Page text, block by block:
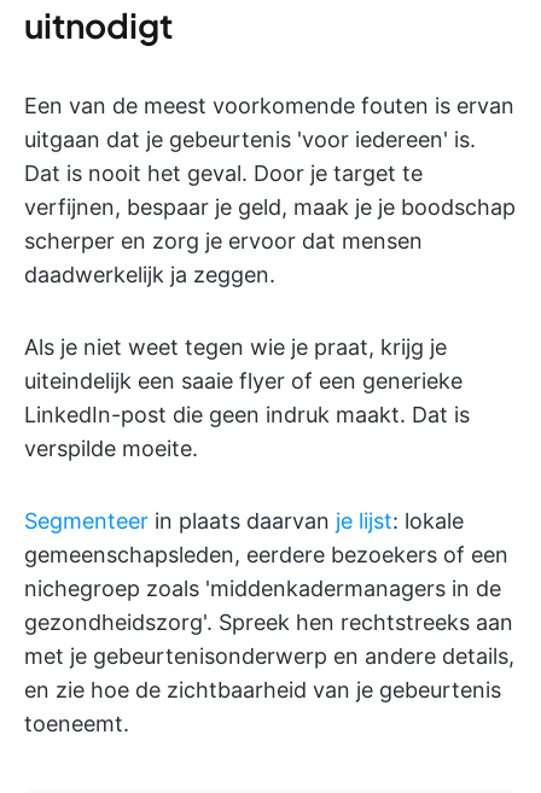
uitnodigt
Een van de meest voorkomende fouten is ervan
uitgaan dat je gebeurtenis 'voor iedereen' is.
Dat is nooit het geval. Door je target te
verfijnen, bespaar je geld, maak je je boodschap
scherper en zorg je ervoor dat mensen
daadwerkelijk ja zeggen.
Als je niet weet tegen wie je praat, krijg je
uiteindelijk een saaie flyer of een generieke
LinkedIn-post die geen indruk maakt. Dat is
verspilde moeite.
Segmenteer in plaats daarvan je lijst: lokale
gemeenschapsleden, eerdere bezoekers of een
nichegroep zoals 'middenkadermanagers in de
gezondheidszorg'. Spreek hen rechtstreeks aan
met je gebeurtenisonderwerp en andere details,
en zie hoe de zichtbaarheid van je gebeurtenis
toeneemt.